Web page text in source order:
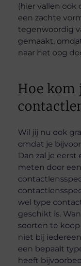
(hier vallen ook
een zachte
tegenwoordig
gemaakt,
naar het oog
Hoe kom
Wil jij nu ook
omdat je
Dan zal je
meten door
wel type
geschikt is.
soorten te
niet bij
een bepaalt
heeft